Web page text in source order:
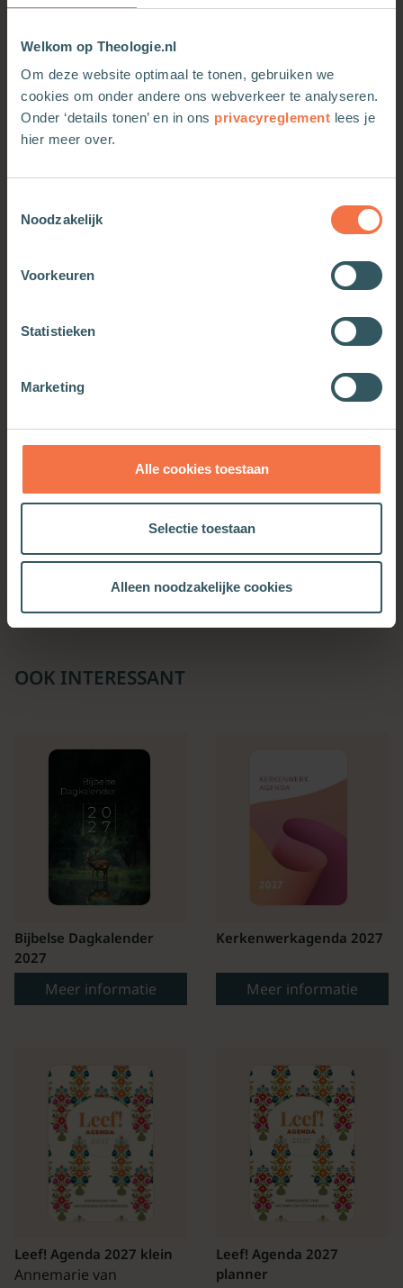
Welkom op Theologie.nl
Om deze website optimaal te tonen, gebruiken we
cookies om onder andere ons webverkeer te analyseren.
Onder ‘details tonen’ en in ons privacyreglement lees je
hier meer over.
Noodzakelijk
Voorkeuren
Statistieken
Marketing
Alle cookies toestaan
Selectie toestaan
Alleen noodzakelijke cookies
Weerbaar leven Groene catechismus
Meer informatie
Groene catechismus Toegewijd leven
OOK INTERESSANT
Bijbelse Dagkalender
2027
Meer informatie
Kerkenwerkagenda 2027
Meer informatie
Leef! Agenda 2027 klein
Annemarie van
Leef! Agenda 2027
planner